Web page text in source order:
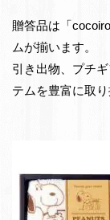
t
贈答品は「
ムが揃います。
引き出物、プチ
テムを豊富に取り